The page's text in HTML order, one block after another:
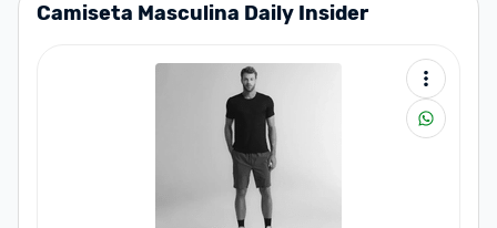
Camiseta Masculina Daily Insider